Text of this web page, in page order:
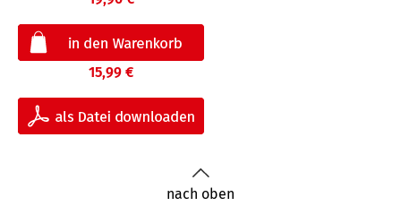
15,99 €
nach oben